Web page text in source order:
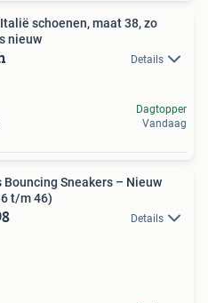
schoenen, maat 38, zo
nieuw
Details
Dagtopper
Vandaag
Bouncing Sneakers – Nieuw
t/m 46)
Details